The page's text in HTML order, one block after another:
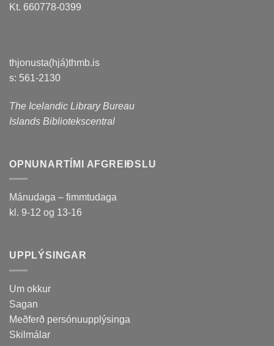
Kt. 660778-0399
thjonusta(hjá)thmb.is
s: 561-2130
The Icelandic Library Bureau
Islands Bibliotekscentral
OPNUNARTÍMI AFGREIÐSLU
Mánudaga – fimmtudaga
kl. 9-12 og 13-16
UPPLÝSINGAR
Um okkur
Sagan
Meðferð persónuupplýsinga
Skilmálar